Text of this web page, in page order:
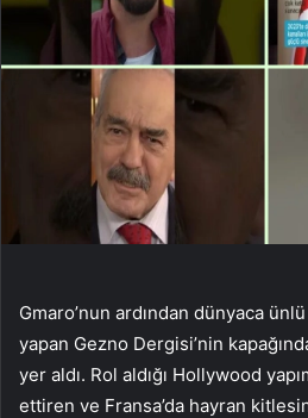
Gmaro’nun ardından dünyaca
yapan Gezno Dergisi’nin
yer aldı. Rol aldığı Hollywood
ettiren ve Fransa’da hayran